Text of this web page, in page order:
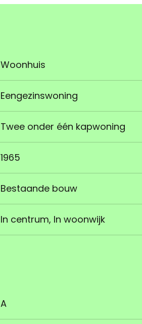
Woonhuis
Eengezinswoning
Twee onder één kapwoning
1965
Bestaande bouw
In centrum, In woonwijk
A